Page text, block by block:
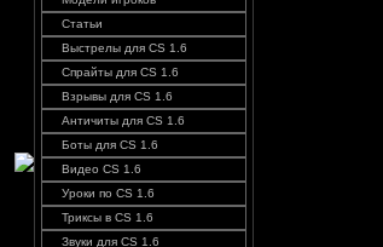
Статьи
Выстрелы для CS 1.6
Спрайты для CS 1.6
Взрывы для CS 1.6
Античиты для CS 1.6
Боты для CS 1.6
Видео CS 1.6
Уроки по CS 1.6
Триксы в CS 1.6
Звуки для CS 1.6